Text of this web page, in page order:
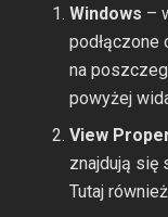
Windows –
podłączone
na
powyżej
View
znajdują się
Tutaj